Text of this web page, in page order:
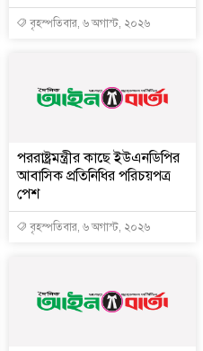
বৃহস্পতিবার, ৬ অগাস্ট, ২০২৬
পররাষ্ট্রমন্ত্রীর কা‌ছে ইউএনডিপির
আবাসিক প্রতিনিধির পরিচয়পত্র
পেশ
বৃহস্পতিবার, ৬ অগাস্ট, ২০২৬